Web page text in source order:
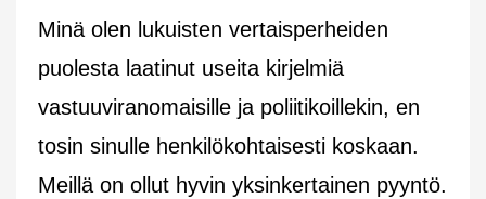
Minä olen lukuisten vertaisperheiden
puolesta laatinut useita kirjelmiä
vastuuviranomaisille ja poliitikoillekin, en
tosin sinulle henkilökohtaisesti koskaan.
Meillä on ollut hyvin yksinkertainen pyyntö.